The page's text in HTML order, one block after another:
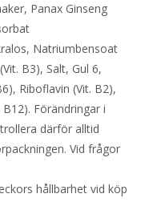
Panax Ginseng
Natriumbensoat
B3), Salt, Gul 6,
Riboflavin (Vit. B2),
Förändringar i
därför alltid
Vid frågor
hållbarhet vid köp